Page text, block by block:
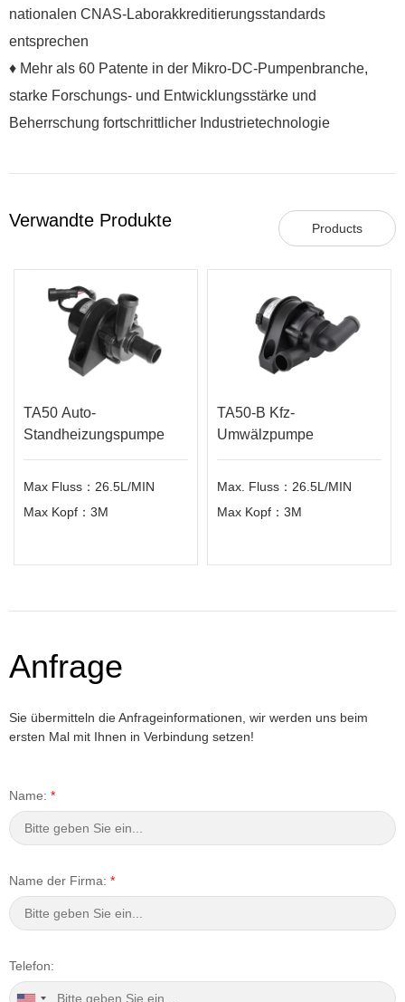
nationalen CNAS-Laborakkreditierungsstandards
entsprechen
♦ Mehr als 60 Patente in der Mikro-DC-Pumpenbranche,
starke Forschungs- und Entwicklungsstärke und
Beherrschung fortschrittlicher Industrietechnologie
Verwandte Produkte Products
TA50 Auto-
Standheizungspumpe
Max Fluss：26.5L/MIN
Max Kopf：3M
TA50-B Kfz-
Umwälzpumpe
Max. Fluss：26.5L/MIN
Max Kopf：3M
Anfrage
Sie übermitteln die Anfrageinformationen, wir werden uns beim
ersten Mal mit Ihnen in Verbindung setzen!
Name: *
Name der Firma: *
Telefon: